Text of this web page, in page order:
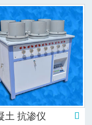
土 抗渗仪
